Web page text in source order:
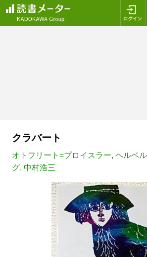
クラバート
オトフリート=プロイスラー, ヘルベ
グ, 中村浩三